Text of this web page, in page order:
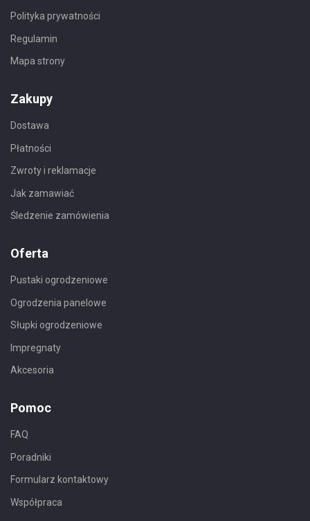
Polityka prywatności
Regulamin
Mapa strony
Zakupy
Dostawa
Płatności
Zwroty i reklamacje
Jak zamawiać
Śledzenie zamówienia
Oferta
Pustaki ogrodzeniowe
Ogrodzenia panelowe
Słupki ogrodzeniowe
Impregnaty
Akcesoria
Pomoc
FAQ
Poradniki
Formularz kontaktowy
Współpraca